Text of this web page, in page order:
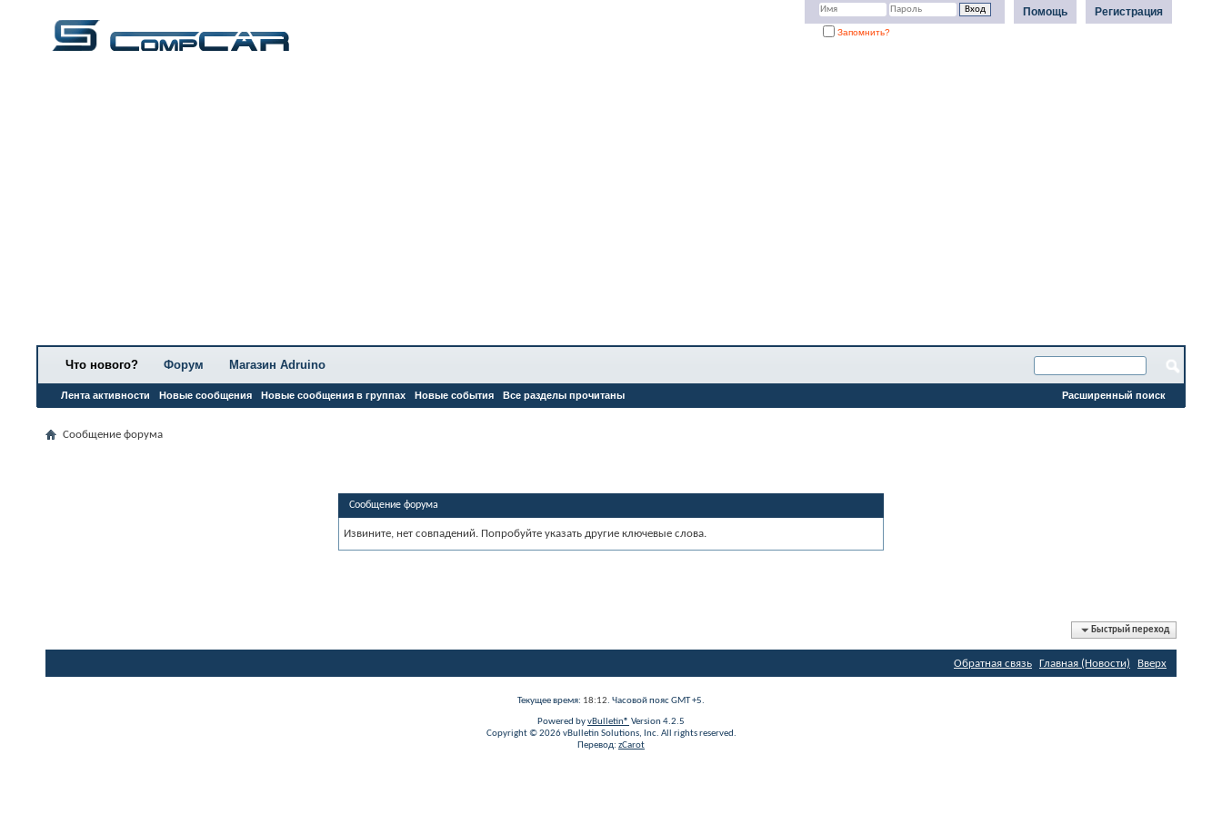
Регистрация
Помощь
Запомнить?
Что нового?
Лента активности Новые сообщения Новые сообщения в группах Новые события Все разделы прочитаны
Форум Магазин Adruino
Расширенный поиск
Сообщение форума
Сообщение форума
Извините, нет совпадений. Попробуйте указать другие ключевые слова.
Быстрый переход
Обратная связь Главная (Новости) Вверх
Текущее время: 18:12. Часовой пояс GMT +5.
Powered byvBulletin® Version 4.2.5
Copyright © 2026 vBulletin Solutions, Inc. All rights reserved.
Перевод: zCarot